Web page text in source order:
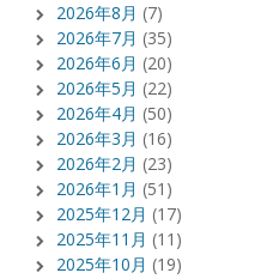
2026年8月 (7)
2026年7月 (35)
2026年6月 (20)
2026年5月 (22)
2026年4月 (50)
2026年3月 (16)
2026年2月 (23)
2026年1月 (51)
2025年12月 (17)
2025年11月 (11)
2025年10月 (19)